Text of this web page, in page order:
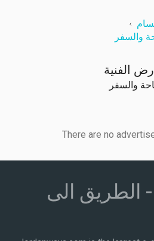
There are no
- الطريق الى